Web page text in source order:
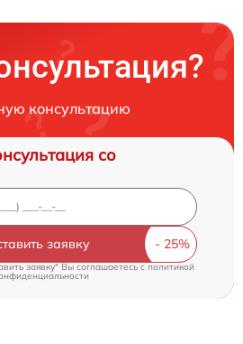
консультацию
со
заявку
заявку" Вы соглашаетесь cполитикой